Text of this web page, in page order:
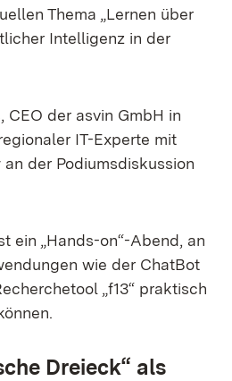
Thema „Lernen über
Intelligenz in der
CEO der asvin GmbH in
IT-Experte mit
der Podiumsdiskussion
ein „Hands-on“-Abend, an
wie der ChatBot
„f13“ praktisch
Dreieck“ als